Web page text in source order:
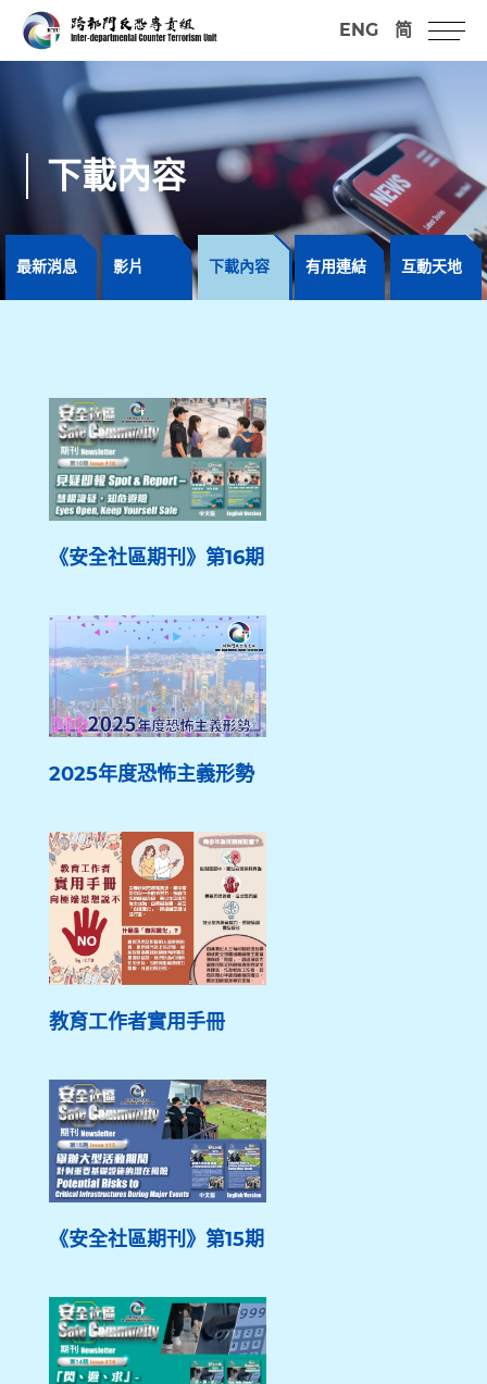
ENG 简
下載內容
最新消息 影片 下載內容 有用連結 互動天地
《安全社區期刊》第16期
2025年度恐怖主義形勢
教育工作者實用手冊
《安全社區期刊》第15期